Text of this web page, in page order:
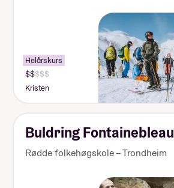
Helårskurs
Kristen
Buldring Fontainebleau
Rødde folkehøgskole – Trondheim